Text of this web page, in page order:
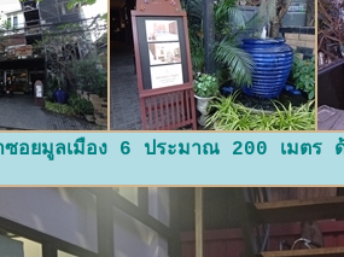
าซอยมูลเมือง 6 ประมาณ 200 เมตร